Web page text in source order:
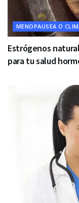
MENOPAUSEA O
Estrógenos
para tu salud